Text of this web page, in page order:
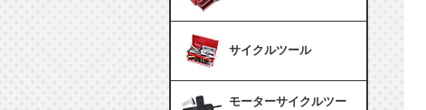
サイクルツール
モーターサイクルツー